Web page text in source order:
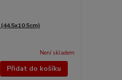
Není skladem
Přidat do košíku